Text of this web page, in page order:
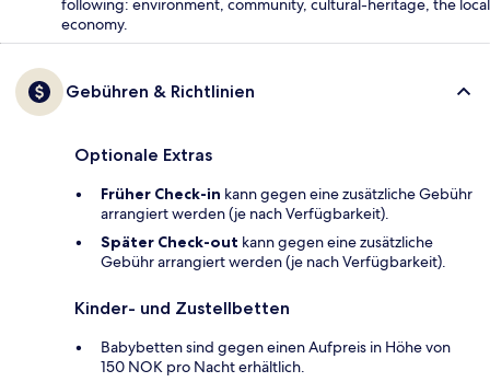
following: environment, community, cultural-heritage, the local
economy.
Gebühren & Richtlinien
Optionale Extras
Früher Check-in kann gegen eine zusätzliche Gebühr
arrangiert werden (je nach Verfügbarkeit).
Später Check-out kann gegen eine zusätzliche
Gebühr arrangiert werden (je nach Verfügbarkeit).
Kinder- und Zustellbetten
Babybetten sind gegen einen Aufpreis in Höhe von
150 NOK pro Nacht erhältlich.